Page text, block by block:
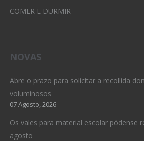
COMER E DURMIR
NOVAS
Abre o prazo para solicitar a recollida
voluminosos
07 Agosto, 2026
Os vales para material escolar pódense
agosto